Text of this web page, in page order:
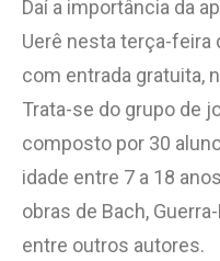
Daí a importância da
Uerê nesta terça-feira
com entrada gratuita,
Trata-se do grupo de
composto por 30
idade entre 7 a 18
obras de Bach,
entre outros autores.